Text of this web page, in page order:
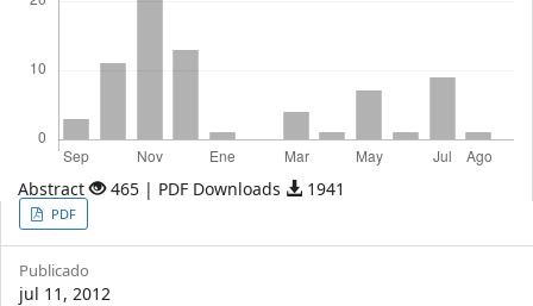
Abstract 465 | PDF Downloads 1941
Article
Sidebar
PDF
Publicado
jul 11, 2012